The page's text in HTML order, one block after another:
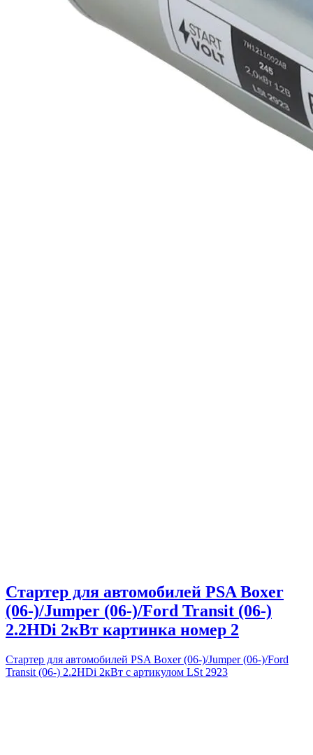
Стартер для автомобилей PSA Boxer
(06-)/Jumper (06-)/Ford Transit (06-)
2.2HDi 2кВт картинка номер 2
Стартер для автомобилей PSA Boxer (06-)/Jumper (06-)/Ford
Transit (06-) 2.2HDi 2кВт с артикулом LSt 2923